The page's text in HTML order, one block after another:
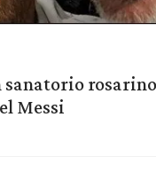
sanatorio
Messi